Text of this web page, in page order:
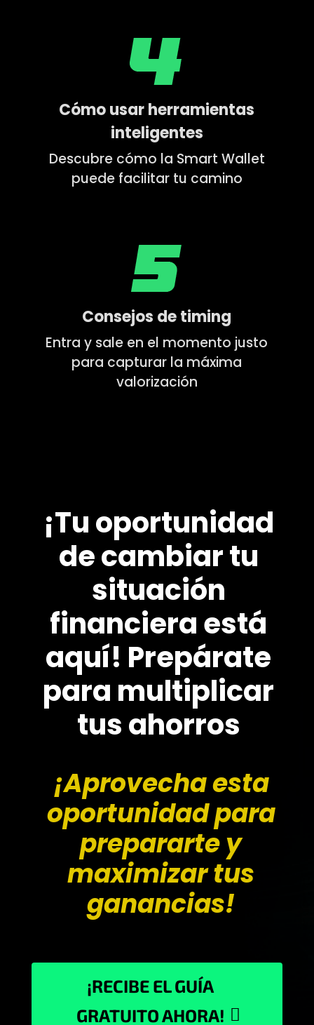
Cómo usar herramientas
inteligentes
Descubre cómo la Smart Wallet
puede facilitar tu camino
Consejos de timing
Entra y sale en el momento justo
para capturar la máxima
valorización
¡Tu oportunidad
de cambiar tu
situación
financiera está
aquí! Prepárate
para multiplicar
tus ahorros
¡Aprovecha esta
oportunidad para
prepararte y
maximizar tus
ganancias!
¡RECIBE EL GUÍA
GRATUITO AHORA!